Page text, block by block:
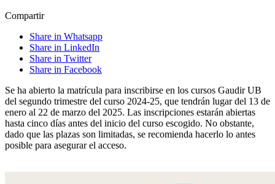
Compartir
Share in Whatsapp
Share in LinkedIn
Share in Twitter
Share in Facebook
Se ha abierto la matrícula para inscribirse en los cursos Gaudir UB
del segundo trimestre del curso 2024-25, que tendrán lugar del 13 de
enero al 22 de marzo del 2025. Las inscripciones estarán abiertas
hasta cinco días antes del inicio del curso escogido. No obstante,
dado que las plazas son limitadas, se recomienda hacerlo lo antes
posible para asegurar el acceso.